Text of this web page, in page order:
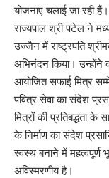
योजनाएं चलाई जा रही
राज्यपाल श्री पटेल ने
उज्जैन में राष्ट्रपति
अभिनंदन किया। उन्होंने
आयोजित सफाई मित्र
पवित्र सेवा का संदेश
मित्रों की प्रतिबद्धता
के निर्माण का संदेश
स्वस्थ बनाने में महत्वपूर्ण
अविस्मरणीय है।